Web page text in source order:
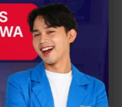
Kesempatan Emas Guru!
Beasiswa S2 hingga
75% di UBSI, Kuliah
Magister Cuma 18 Bulan